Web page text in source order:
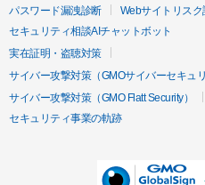
パスワード漏洩診断
Webサイトリスク
セキュリティ相談AIチャットボット
実在証明・盗聴対策
サイバー攻撃対策（GMOサイバーセキュ
サイバー攻撃対策（GMO Flatt Security）
セキュリティ事業の軌跡